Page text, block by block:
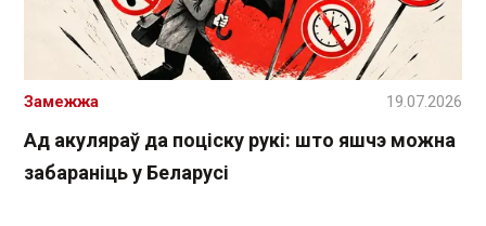
Ад акуляраў да поціску рукі: што яшчэ можна
забараніць у Беларусі
Замежжа 19.07.2026